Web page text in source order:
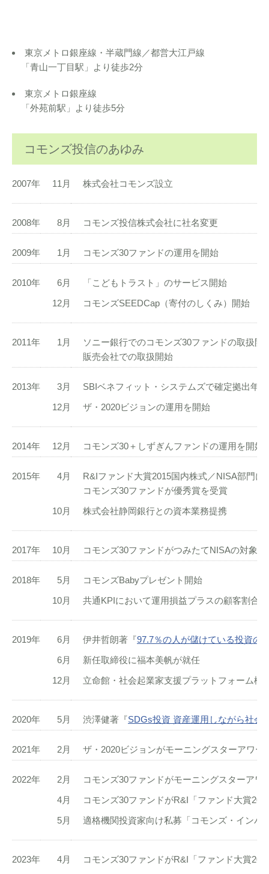
東京メトロ銀座線・半蔵門線／都営大江戸線
「青山一丁目駅」より徒歩2分
東京メトロ銀座線
「外苑前駅」より徒歩5分
コモンズ投信のあゆみ
2007年 11月 株式会社コモンズ設立
2008年 8月 コモンズ投信株式会社に社名変更
2009年 1月 コモンズ30ファンドの運用を開始
2010年 6月
「こどもトラスト」のサービス開始
12月
コモンズSEEDCap（寄付のしくみ）開始
2011年 1月
ソニー銀行でのコモンズ30ファンドの取扱開
販売会社での取扱開始
2013年 3月
SBIベネフィット・システムズで確定拠出年
12月
ザ・2020ビジョンの運用を開始
2014年 12月 コモンズ30＋しずぎんファンドの運用を開始
2015年 4月
R&Iファンド大賞2015国内株式／NISA部門に
コモンズ30ファンドが優秀賞を受賞
10月
株式会社静岡銀行との資本業務提携
2017年 10月 コモンズ30ファンドがつみたてNISAの対象と
2018年 5月
コモンズBabyプレゼント開始
10月
共通KPIにおいて運用損益プラスの顧客割合
2019年 6月 伊井哲朗著『97.7％の人が儲けている投資の
6月
新任取締役に福本美帆が就任
12月
立命館・社会起業家支援プラットフォーム構
2020年 5月 渋澤健著『SDGs投資 資産運用しながら社会
2021年 2月 ザ・2020ビジョンがモーニングスターアワ
2022年 2月
コモンズ30ファンドがモーニングスターア
4月
コモンズ30ファンドがR&I「ファンド大賞
5月
適格機関投資家向け私募「コモンズ・インパ
2023年 4月
コモンズ30ファンドがR&I「ファンド大賞